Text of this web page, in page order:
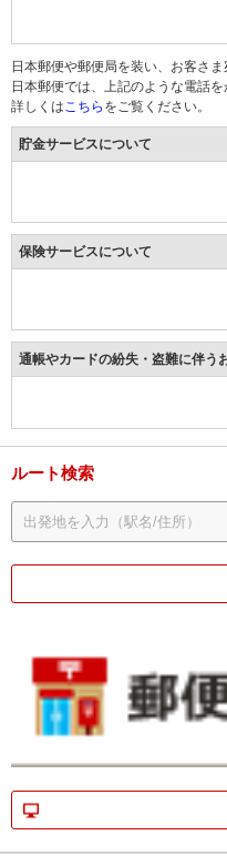
日本郵便や郵便局を装い、お客さ
日本郵便では、上記のような電話
詳しくは こちらをご覧ください。
貯金サービスについて
保険サービスについて
通帳やカードの紛失・盗難に伴う
ルート検索